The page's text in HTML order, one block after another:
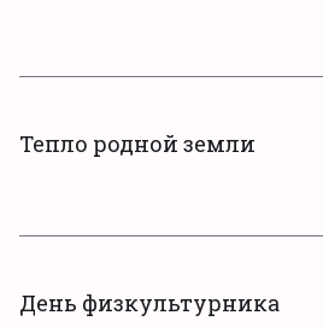
Тепло родной земли
День физкультурника